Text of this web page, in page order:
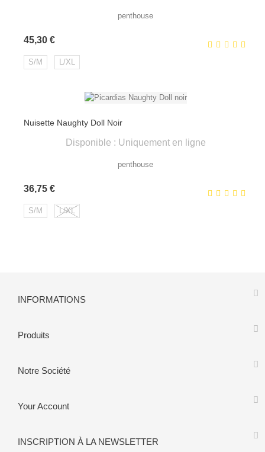
penthouse
45,30 €Prix
S/M L/XL
Nuisette Naughty Doll Noir
Disponible : Uniquement en ligne
penthouse
36,75 €Prix
S/M L/XL
INFORMATIONS
Produits
Notre Société
Your Account
INSCRIPTION À LA NEWSLETTER